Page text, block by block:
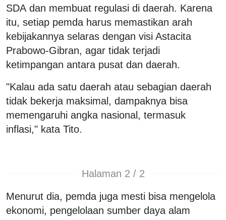
SDA dan membuat regulasi di daerah. Karena
itu, setiap pemda harus memastikan arah
kebijakannya selaras dengan visi Astacita
Prabowo-Gibran, agar tidak terjadi
ketimpangan antara pusat dan daerah.
"Kalau ada satu daerah atau sebagian daerah
tidak bekerja maksimal, dampaknya bisa
memengaruhi angka nasional, termasuk
inflasi," kata Tito.
Halaman 2 / 2
Menurut dia, pemda juga mesti bisa mengelola
ekonomi, pengelolaan sumber daya alam